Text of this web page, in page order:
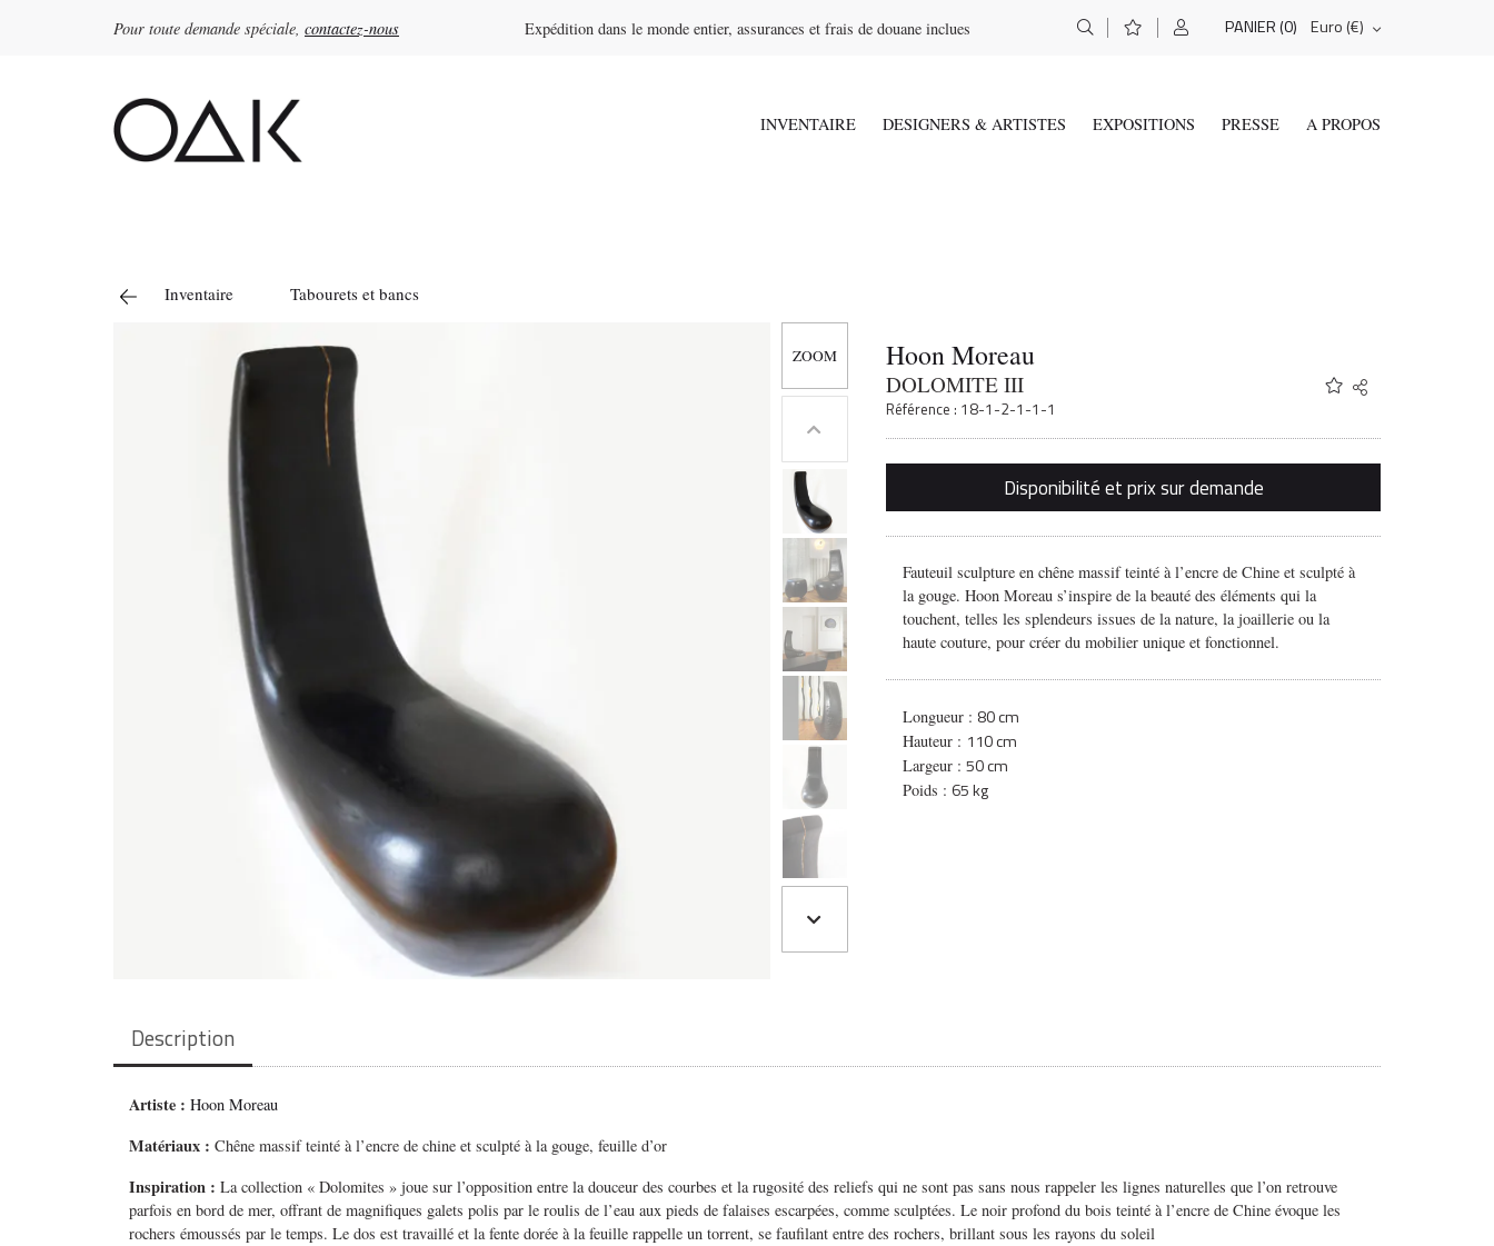
Pour toute demande spéciale, contactez-nous Expédition dans le monde entier, assurances et frais de douane inclues PANIER(0) Euro (€)
Rechercher :
INVENTAIRE DESIGNERS & ARTISTES EXPOSITIONS PRESSE A PROPOS
Inventaire Tabourets et bancs
Hoon Moreau
DOLOMITE III
Référence : 18-1-2-1-1-1
Share
Twitter
Disponibilité et prix sur demande
Fauteuil sculpture en chêne massifteinté à l’encre de Chine et sculpté à
la gouge. Hoon Moreau s’inspire de la beauté des éléments qui la
touchent, telles les splendeurs issues de la nature, la joaillerie ou la
haute couture, pour créer du mobilier unique et fonctionnel.
Longueur : 80 cm
Hauteur : 110 cm
Largeur : 50 cm
Poids : 65 kg
Description
Artiste :Hoon Moreau
Matériaux : Chêne massif teinté à l’encre de chine et sculpté à la gouge, feuille d’or
Inspiration :La collection « Dolomites » joue sur l’opposition entre la douceur des courbes et la rugosité des reliefs qui ne sont pas sans nous rappeler les lignes naturelles que l’on retrouve
parfois en bord de mer, offrant de magnifiques galets polis par le roulis de l’eau aux pieds de falaises escarpées, comme sculptées. Le noir profond du bois teinté à l’encre de Chine évoque les
rochers émoussés par le temps. Le dos est travaillé et la fente dorée à la feuille rappelle un torrent, se faufilant entre des rochers, brillant sous les rayons du soleil